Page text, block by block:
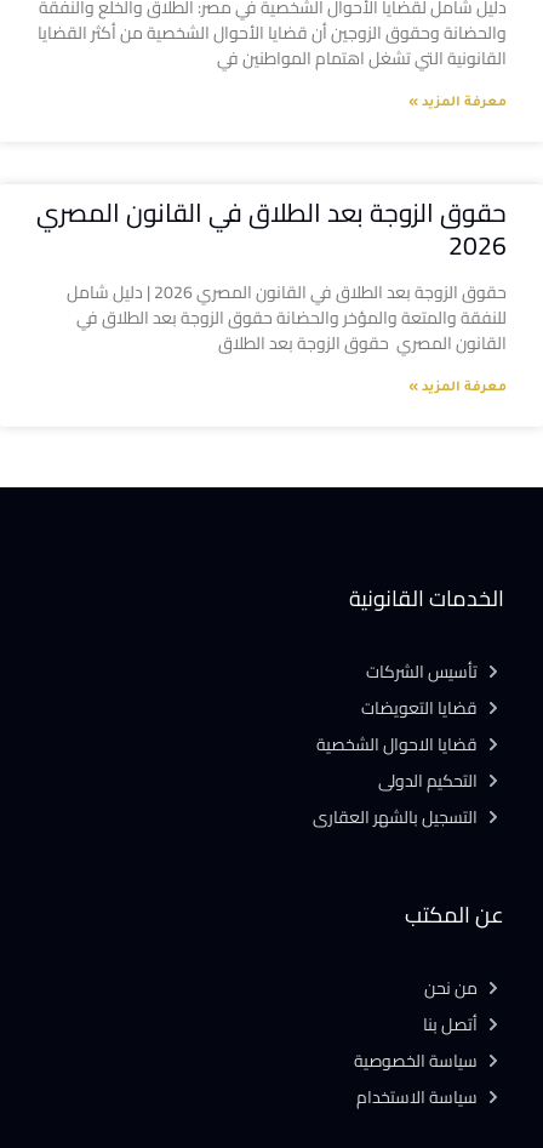
دليل شامل لقضايا الأحوال الشخصية في مصر: الطلاق والخلع والنفقة
والحضانة وحقوق الزوجين أن قضايا الأحوال الشخصية من أكثر القضايا
القانونية التي تشغل اهتمام المواطنين في
معرفة المزيد »
حقوق الزوجة بعد الطلاق في القانون المصري
2026
حقوق الزوجة بعد الطلاق في القانون المصري 2026 | دليل شامل
للنفقة والمتعة والمؤخر والحضانة حقوق الزوجة بعد الطلاق في
القانون المصري حقوق الزوجة بعد الطلاق
معرفة المزيد »
عن المكتب
من نحن
أتصل بنا
سياسة الخصوصية
سياسة الاستخدام
الخدمات القانونية
تأسيس الشركات
قضايا التعويضات
قضايا الاحوال الشخصية
التحكيم الدولى
التسجيل بالشهر العقارى